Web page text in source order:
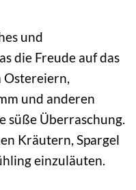
und
die Freude auf das
und anderen
süße Überraschung.
Kräutern, Spargel
einzuläuten.